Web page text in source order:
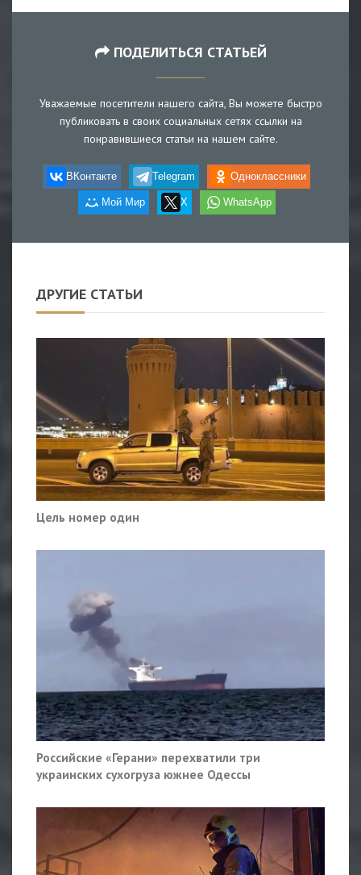
ПОДЕЛИТЬСЯ СТАТЬЕЙ
Уважаемые посетители нашего сайта, Вы можете быстро
публиковать в своих социальных сетях ссылки на
понравившиеся статьи на нашем сайте.
ВКонтакте Telegram Одноклассники
Мой Мир X WhatsApp
ДРУГИЕ СТАТЬИ
Цель номер один
Российские «Герани» перехватили три
украинских сухогруза южнее Одессы